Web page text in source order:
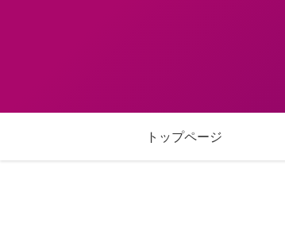
トップページ